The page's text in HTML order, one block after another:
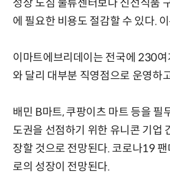
성상 도심 물류센터보다 신선식품
에 필요한 비용도 절감할 수 있다.
이마트에브리데이는 전국에 230여
와 달리 대부분 직영점으로 운영하
배민 B마트, 쿠팡이츠 마트 등을
도권을 선점하기 위한 유니콘 기업
장할 것으로 전망된다. 코로나19
로의 성장이 전망된다.